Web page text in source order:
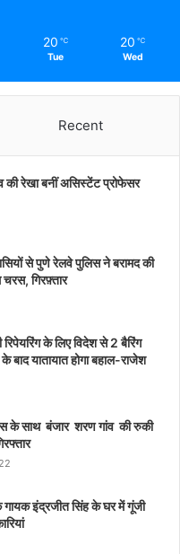
20 ℃
Tue
20 ℃
Wed
Recent
की रेखा बनीं असिस्टेंट प्रोफेसर
से पुणे रेलवे पुलिस ने बरामद की
गिरफ़्तार
के लिए विदेश से 2 बैरिंग
यातायात होगा बहाल-राजेश
के साथ बंजार शरण गांव की रुकी
गायक इंद्रजीत सिंह के घर में गूंजी